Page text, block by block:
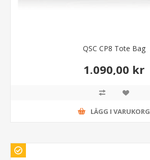
QSC CP8 Tote Bag
1.090,00 kr
LÄGG I VARUKORG